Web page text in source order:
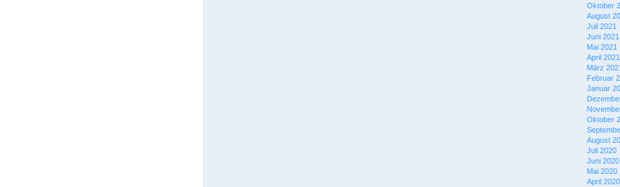
Oktober
August
Juli 2021
Juni 2021
Mai 2021
April 2021
März
Februar
Januar
Oktober
August
Juli 2020
Juni 2020
Mai 2020
April 2020